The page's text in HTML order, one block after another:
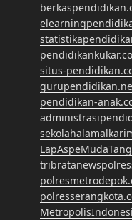
situs-
pendidikan-